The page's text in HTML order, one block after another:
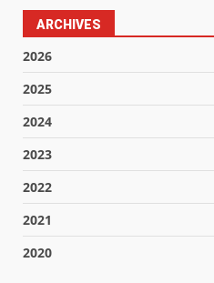
ARCHIVES
2026
2025
2024
2023
2022
2021
2020